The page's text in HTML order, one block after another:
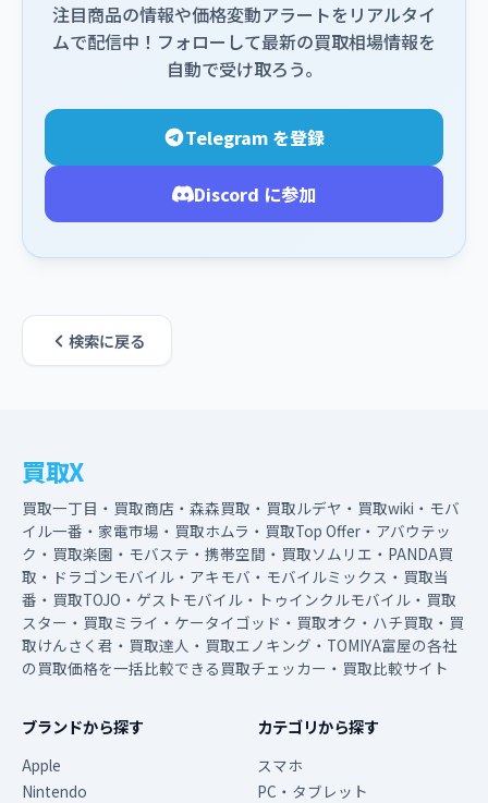
注目商品の情報や価格変動アラートをリアルタイ
ムで配信中！フォローして最新の買取相場情報を
自動で受け取ろう。
Telegram を登録
Discord に参加
検索に戻る
買取X
買取一丁目・買取商店・森森買取・買取ルデヤ・買取wiki・モバ
イル一番・家電市場・買取ホムラ・買取Top Offer・アバウテッ
ク・買取楽園・モバステ・携帯空間・買取ソムリエ・PANDA買
取・ドラゴンモバイル・アキモバ・モバイルミックス・買取当
番・買取TOJO・ゲストモバイル・トゥインクルモバイル・買取
スター・買取ミライ・ケータイゴッド・買取オク・ハチ買取・買
取けんさく君・買取達人・買取エノキング・TOMIYA富屋の各社
の買取価格を一括比較できる買取チェッカー・買取比較サイト
ブランドから探す
Apple
Nintendo
カテゴリから探す
スマホ
PC・タブレット